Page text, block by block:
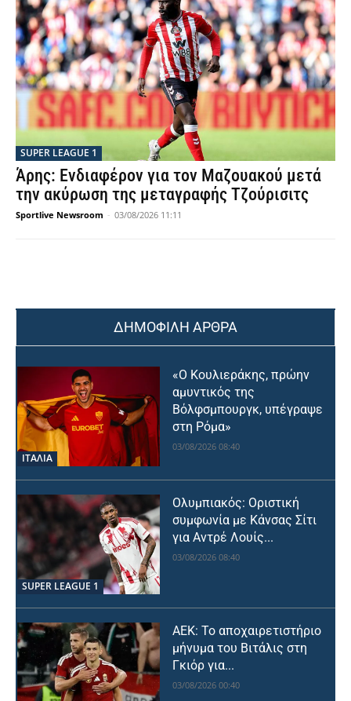
SUPER LEAGUE 1
Άρης: Ενδιαφέρον για τον Μαζουακού μετά
την ακύρωση της μεταγραφής Τζούρισιτς
Sportlive Newsroom - 03/08/2026 11:11
ΔΗΜΟΦΙΛΗ ΑΡΘΡΑ
ΙΤΑΛΙΑ
«Ο Κουλιεράκης, πρώην
αμυντικός της
Βόλφσμπουργκ, υπέγραψε
στη Ρόμα»
03/08/2026 08:40
SUPER LEAGUE 1
Ολυμπιακός: Οριστική
συμφωνία με Κάνσας Σίτι
για Αντρέ Λουίς...
03/08/2026 08:40
ΑΕΚ: Το αποχαιρετιστήριο
μήνυμα του Βιτάλις στη
Γκιόρ για...
03/08/2026 00:40